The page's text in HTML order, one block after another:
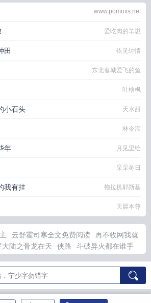
www.pomoxs.net
爱吃肉的羊崽
田 依见钟情
东北春城爱飞的鱼
叶梒枫
小石头 天水甜
林令滢
年 月见里绘
杲杲冬日
我有挂 拖拉机耶斯基
天晨本尊
云舒霍司寒全文免费阅读
再不收网我就
大陆之骨龙在天 侠路
斗破异火都在谁手
竟是我贴身保镖免费阅读无弹窗
侠路旗舰
文免费阅读
父
婚
暴君蓝 霍司寒云抒 免费 完结
父皇嫌